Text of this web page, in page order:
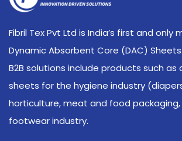
Fibril Tex Pvt Ltd is India’s first and
Dynamic Absorbent Core (DAC)
B2B solutions include products such as
sheets for the hygiene industry
horticulture, meat and food
footwear industry.